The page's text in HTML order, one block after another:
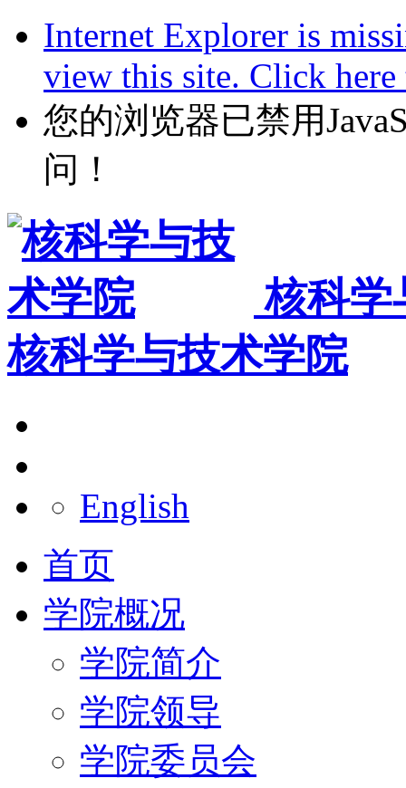
Internet Explorer is
view this site. Click
您的浏览器已禁用
问！
核科学
核科学与技术学院
English
首页
学院概况
学院简介
学院领导
学院委员会